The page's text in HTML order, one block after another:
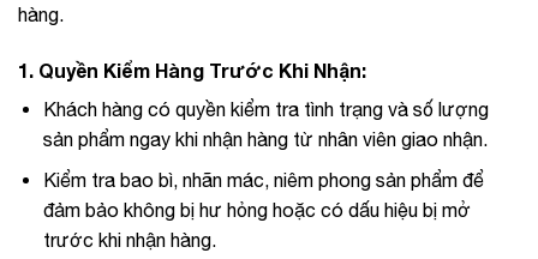
hàng.
1. Quyền Kiểm Hàng Trước Khi Nhận:
Khách hàng có quyền kiểm tra tình trạng và số lượng
sản phẩm ngay khi nhận hàng từ nhân viên giao nhận.
Kiểm tra bao bì, nhãn mác, niêm phong sản phẩm để
đảm bảo không bị hư hỏng hoặc có dấu hiệu bị mở
trước khi nhận hàng.